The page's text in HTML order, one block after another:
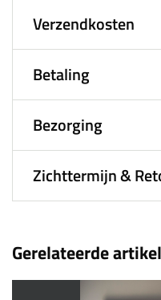
Verzendkosten
Betaling
Bezorging
Zichttermijn &
Gerelateerde